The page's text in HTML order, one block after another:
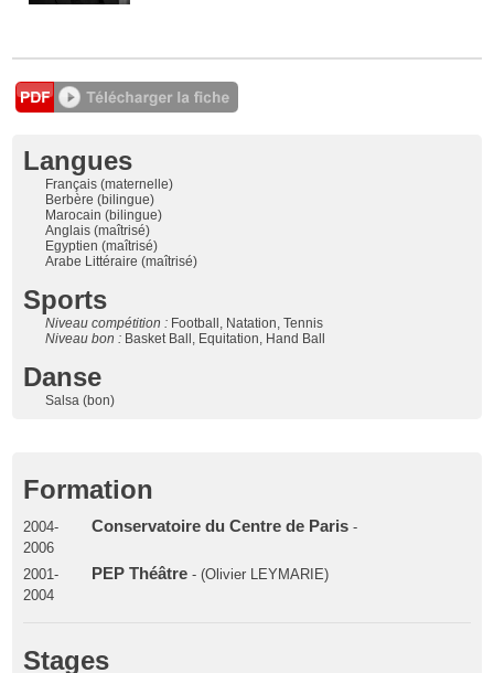
Langues
Français (maternelle)
Berbère (bilingue)
Marocain (bilingue)
Anglais (maîtrisé)
Egyptien (maîtrisé)
Arabe Littéraire (maîtrisé)
Sports
Niveau compétition : Football, Natation, Tennis
Niveau bon : Basket Ball, Equitation, Hand Ball
Danse
Salsa (bon)
Formation
2004-
2006
Conservatoire du Centre de Paris-
2001-
2004
PEP Théâtre - (Olivier LEYMARIE)
Stages